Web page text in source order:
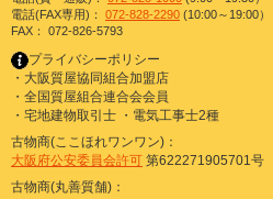
電話(FAX専用)： 072-828-2290 (10:00～19:00）
FAX： 072-826-5793
プライバシーポリシー
・大阪質屋協同組合加盟店
・全国質屋組合連合会会員
・宅地建物取引士 ・電気工事士2種
古物商(ここほれワンワン)：
大阪府公安委員会許可 第622271905701号
古物商(丸善質舗)：